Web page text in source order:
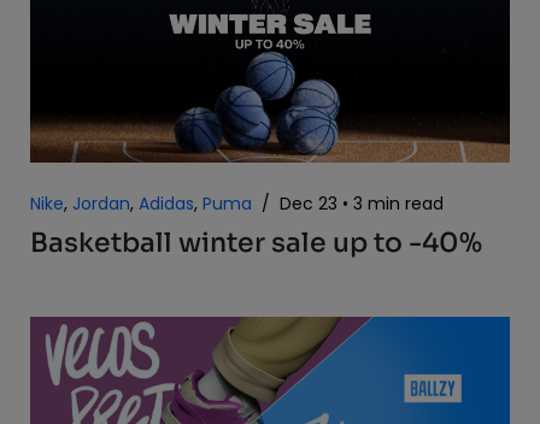
Nike, Jordan, Adidas, Puma / Dec 23 3 min read
Basketball winter sale up to -40%